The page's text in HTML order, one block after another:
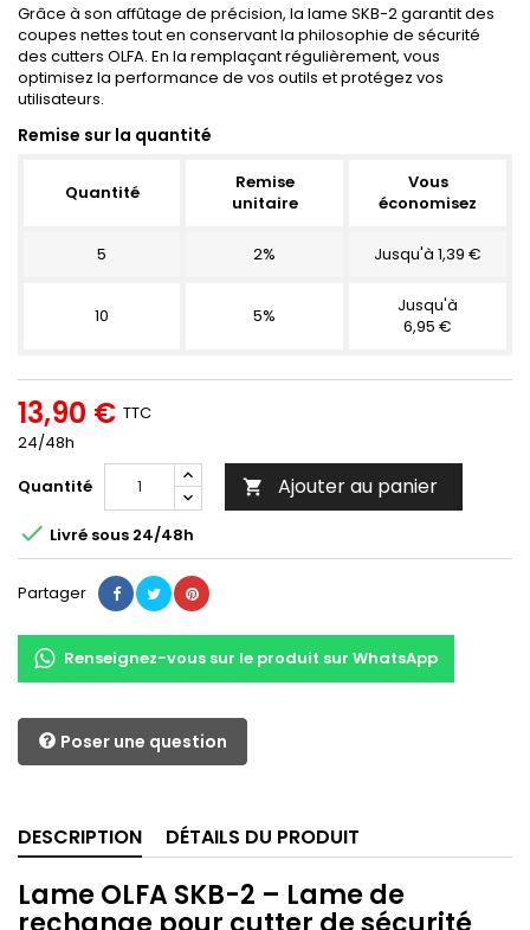
Grâce à son affûtage de précision, la lame SKB-2 garantit des
coupes nettes tout en conservant la philosophie de sécurité
des cutters OLFA. En la remplaçant régulièrement, vous
optimisez la performance de vos outils et protégez vos
utilisateurs.
Remise sur la quantité
Quantité
Remise
unitaire
Vous
économisez
5 2% Jusqu'à 1,39 €
10 5%
Jusqu'à
6,95 €
13,90 € TTC
24/48h
Quantité
 Ajouter au panier
 Livré sous 24/48h
Partager
Renseignez-vous sur le produit sur WhatsApp
Poser une question
DESCRIPTION DÉTAILS DU PRODUIT
Lame OLFA SKB-2 – Lame de